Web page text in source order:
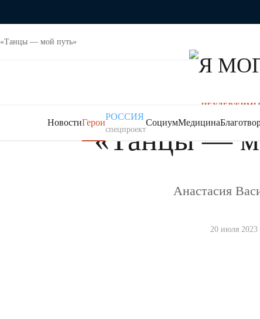
НовостиГерои
РОССИЯ
спецпроект
СоциумМедицина
«Танцы — мой путь»
«Танцы —
Анастасия
20 июля 2023